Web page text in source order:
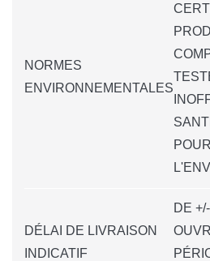
NORMES
ENVIRONNEMENTALES
POUR
DÉLAI DE LIVRAISON
INDICATIF
DE